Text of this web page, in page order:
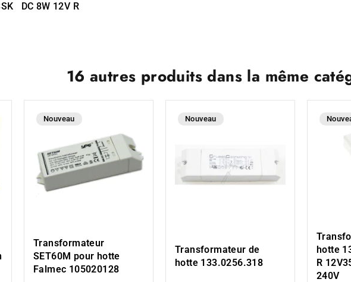
DC 8W 12V R
16 autres produits dans la même
Nouveau
Transformateur
SET60M pour hotte
Falmec 105020128
Nouveau
Transformateur de
hotte 133.0256.318
hotte
R
240V